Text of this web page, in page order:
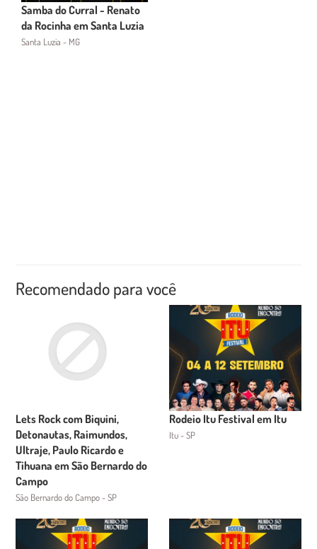
Samba do Curral - Renato
da Rocinha em Santa Luzia
Santa Luzia - MG
Recomendado para você
Lets Rock com Biquini,
Detonautas, Raimundos,
Ultraje, Paulo Ricardo e
Tihuana em São Bernardo do
Campo
São Bernardo do Campo - SP
Rodeio Itu Festival em Itu
Itu - SP